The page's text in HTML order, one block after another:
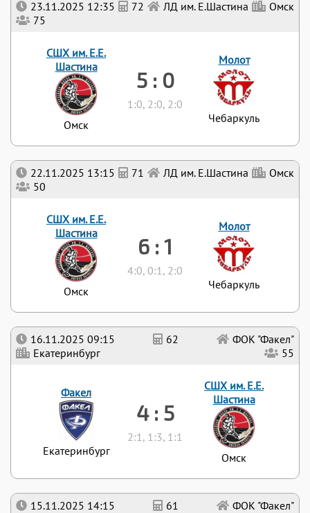
15.11.2025 14:15 61
ФОК "Факел"
16.11.2025 09:15 62
ФОК "Факел"
Екатеринбург
55
Факел
Екатеринбург
4 : 5
2:1, 1:3, 1:1
СШХ им. Е.Е.
Шастина
Омск
22.11.2025 13:15 71 ЛД им. Е.Шастина
Омск
50
СШХ им. Е.Е.
Шастина
Омск
6 : 1
4:0, 0:1, 2:0
Молот
Чебаркуль
23.11.2025 12:35 72 ЛД им. Е.Шастина
Омск
75
СШХ им. Е.Е.
Шастина
Омск
5 : 0
1:0, 2:0, 2:0
Молот
Чебаркуль